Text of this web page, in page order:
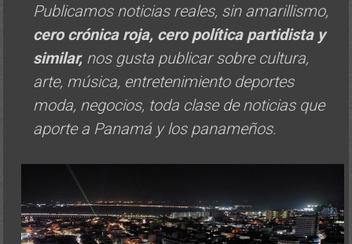
Publicamos noticias reales, sin amarillismo,
cero crónica roja, cero política partidista y
similar, nos gusta publicar sobre cultura,
arte, música, entretenimiento deportes
moda, negocios, toda clase de noticias que
aporte a Panamá y los panameños.